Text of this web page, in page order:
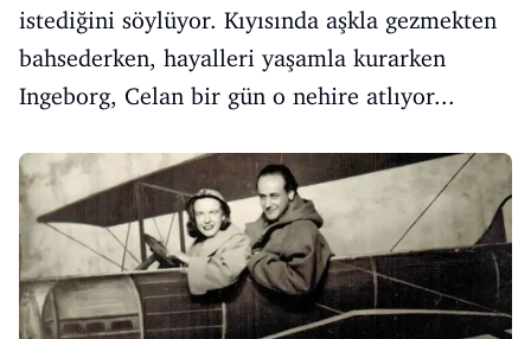
istediğini söylüyor. Kıyısında aşkla gezmekten
bahsederken, hayalleri yaşamla kurarken
Ingeborg, Celan bir gün o nehire atlıyor...